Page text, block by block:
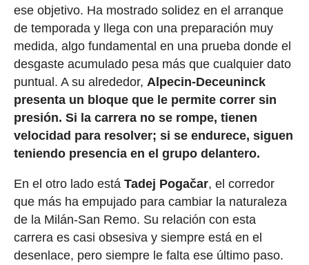
ese objetivo. Ha mostrado solidez en el arranque
de temporada y llega con una preparación muy
medida, algo fundamental en una prueba donde el
desgaste acumulado pesa más que cualquier dato
puntual. A su alrededor, Alpecin-Deceuninck
presenta un bloque que le permite correr sin
presión. Si la carrera no se rompe, tienen
velocidad para resolver; si se endurece, siguen
teniendo presencia en el grupo delantero.
En el otro lado está Tadej Pogačar, el corredor
que más ha empujado para cambiar la naturaleza
de la Milán-San Remo. Su relación con esta
carrera es casi obsesiva y siempre está en el
desenlace, pero siempre le falta ese último paso.